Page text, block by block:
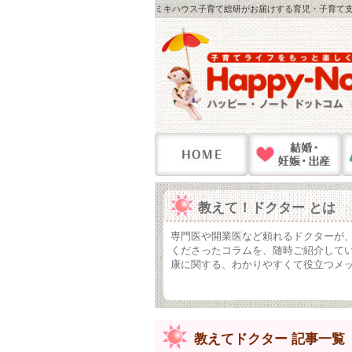
ミキハウス子育て総研がお届けする育児・子育
教えて！ドクター とは
専門医や開業医など頼れるドクターが
くださったコラムを、随時ご紹介して
康に関する、わかりやすくて役立つメ
教えてドクター 記事一覧